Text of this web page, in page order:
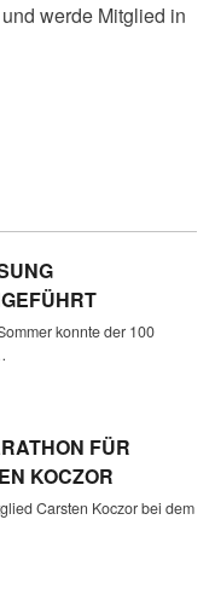
werde Mitglied in
konnte der 100
FÜR
KOCZOR
Carsten Koczor bei dem